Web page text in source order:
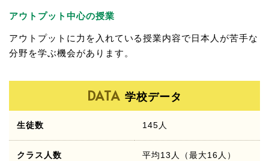
アウトプット中心の授業
アウトプットに力を入れている授業内容で日本人が苦手な
分野を学ぶ機会があります。
DATA 学校データ
生徒数 145人
クラス人数 平均13人（最大16人）